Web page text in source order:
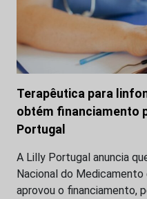
Terapêutica para
obtém financiamento
Portugal
A Lilly Portugal anuncia
Nacional do Medicamento
aprovou o financiamento,